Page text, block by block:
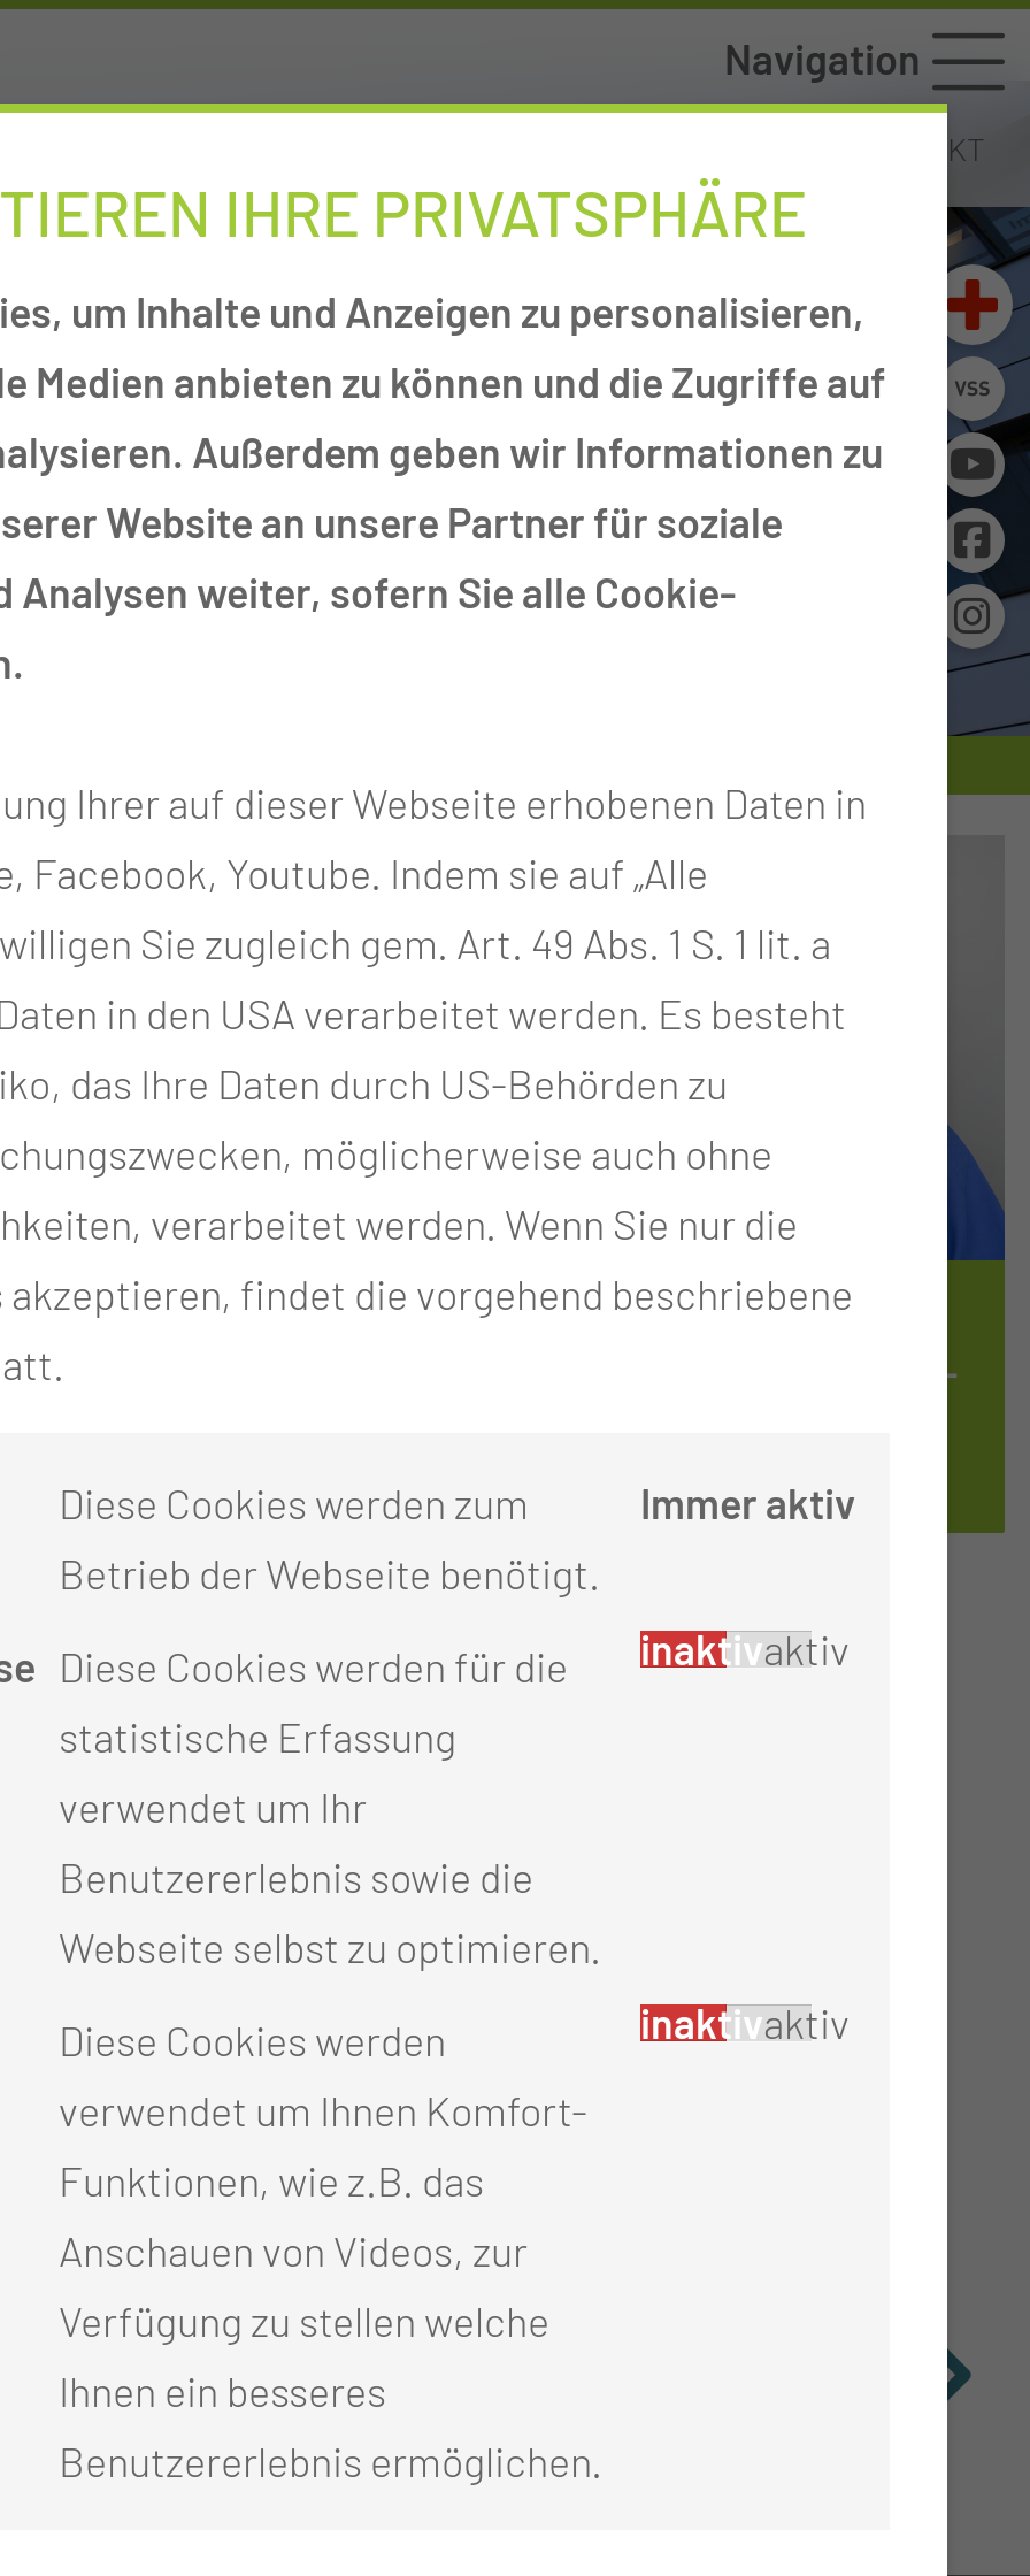
KONTAKT
Navigation
TEAMLEITUNG K3/F2
MI­CHAE­LA KRÜ­
Intensivstation & der
Krankenpflegerin am CTK Cottbus
& QUALIFIKATIONEN
Intensivmedizin Pädiatrie
IHRE PRIVATSPHÄRE
um Inhalte und Anzeigen zu personalisieren,
Medien anbieten zu können und die Zugriffe auf
Außerdem geben wir Informationen zu
Website an unsere Partner für soziale
Analysen weiter, sofern Sie alle Cookie-
Ihrer auf dieser Webseite erhobenen Daten in
Facebook, Youtube. Indem sie auf „Alle
Sie zugleich gem. Art. 49 Abs. 1 S. 1 lit. a
in den USA verarbeitet werden. Es besteht
das Ihre Daten durch US-Behörden zu
möglicherweise auch ohne
verarbeitet werden. Wenn Sie nur die
findet die vorgehend beschriebene
Diese Cookies werden zum
Betrieb der Webseite benötigt.
Immer aktiv
Diese Cookies werden für die
statistische Erfassung
verwendet um Ihr
Benutzererlebnis sowie die
Webseite selbst zu optimieren.
inaktivaktiv
Diese Cookies werden
verwendet um Ihnen Komfort-
Funktionen, wie z.B. das
Anschauen von Videos, zur
Verfügung zu stellen welche
Ihnen ein besseres
Benutzererlebnis ermöglichen.
inaktivaktiv